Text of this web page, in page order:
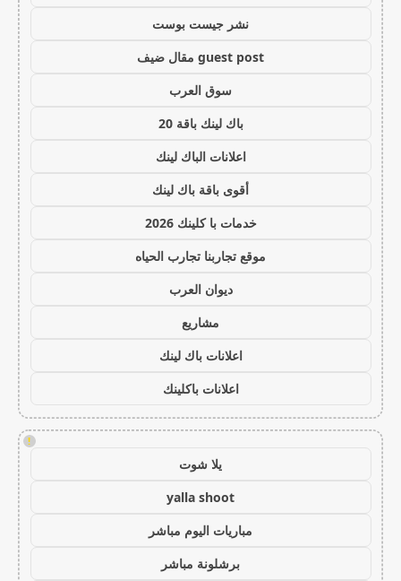
نشر جيست بوست
guest post مقال ضيف
سوق العرب
باك لينك باقة 20
اعلانات الباك لينك
أقوى باقة باك لينك
خدمات با كلينك 2026
موقع تجاربنا تجارب الحياه
ديوان العرب
مشاريع
اعلانات باك لينك
اعلانات باكلينك
!
يلا شوت
yalla shoot
مباريات اليوم مباشر
برشلونة مباشر